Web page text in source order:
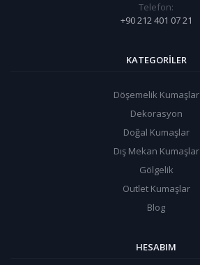
Telefon:
+90 212 401 07 21
KATEGORILER
Döşemelik Kumaşlar
Dekorasyon
Doğal Kumaşlar
Dış Mekan Kumaşlar
Gölgelik
Outlet Kumaşlar
Blog
HESABIM